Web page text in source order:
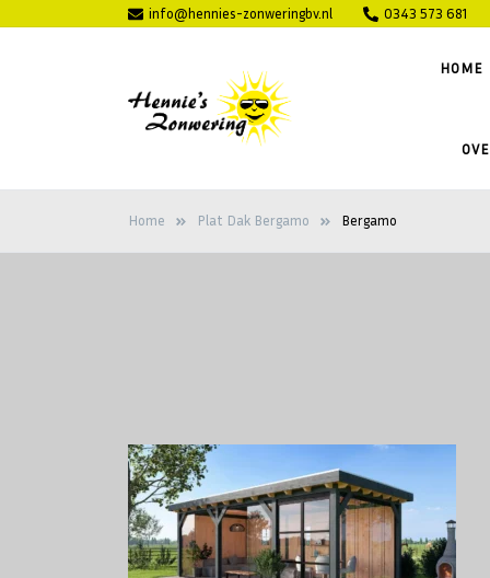
info@hennies-zonweringbv.nl 0343 573 681
Zonwering
HOME
Home Plat Dak Bergamo Bergamo